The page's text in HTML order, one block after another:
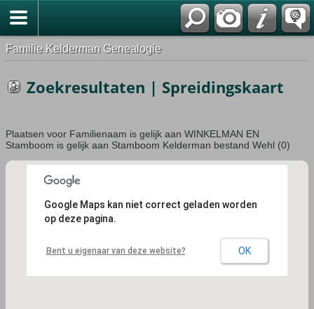
Familie Kelderman Genealogie
Zoekresultaten | Spreidingskaart
Plaatsen voor Familienaam is gelijk aan WINKELMAN EN
Stamboom is gelijk aan Stamboom Kelderman bestand Wehl (0)
Google Maps kan niet correct geladen worden
op deze pagina.
Bent u eigenaar van deze website? OK